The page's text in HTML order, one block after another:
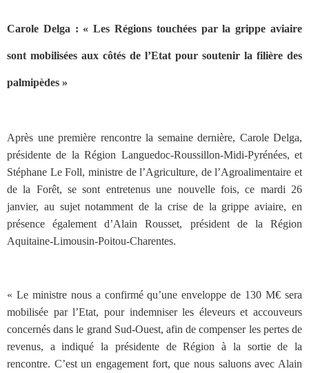
Carole Delga : « Les Régions touchées par la grippe aviaire
sont mobilisées aux côtés de l’Etat pour soutenir la filière des
palmipèdes »
Après une première rencontre la semaine dernière, Carole Delga,
présidente de la Région Languedoc-Roussillon-Midi-Pyrénées, et
Stéphane Le Foll, ministre de l’Agriculture, de l’Agroalimentaire et
de la Forêt, se sont entretenus une nouvelle fois, ce mardi 26
janvier, au sujet notamment de la crise de la grippe aviaire, en
présence également d’Alain Rousset, président de la Région
Aquitaine-Limousin-Poitou-Charentes.
« Le ministre nous a confirmé qu’une enveloppe de 130 M€ sera
mobilisée par l’Etat, pour indemniser les éleveurs et accouveurs
concernés dans le grand Sud-Ouest, afin de compenser les pertes de
revenus, a indiqué la présidente de Région à la sortie de la
rencontre. C’est un engagement fort, que nous saluons avec Alain